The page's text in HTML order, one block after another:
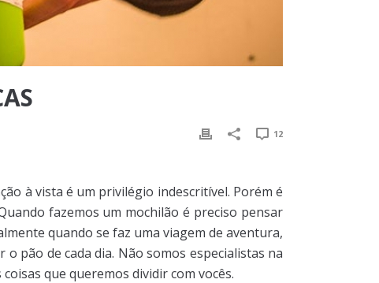
12
à vista é um privilégio indescritível. Porém é
fazemos um mochilão é preciso pensar
quando se faz uma viagem de aventura,
pão de cada dia. Não somos especialistas na
que queremos dividir com vocês.